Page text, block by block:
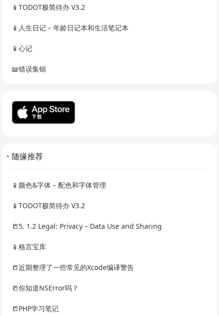
📱TODOT极简待办 V3.2
📱人生日记 – 年龄日记本和生活笔记本
📱心记
📖错误集锦
随缘推荐
📱颜色&字体 – 配色和字体管理
📱TODOT极简待办 V3.2
📒5. 1.2 Legal: Privacy – Data Use and Sharing
📱格言宝库
📒近期整理了一些常见的Xcode编译警告
📒你知道NSError吗？
📒PHP学习笔记